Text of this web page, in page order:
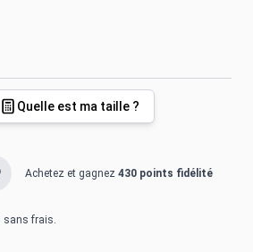
Quelle est ma taille ?
Achetez et gagnez 430 points fidélité
sans frais.